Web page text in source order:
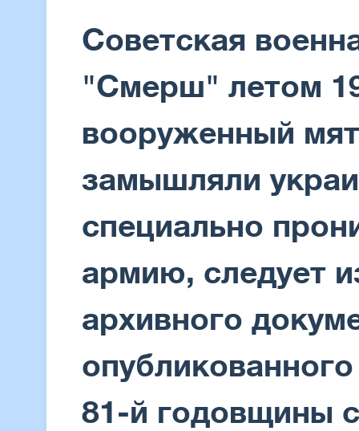
Советская
"Смерш" летом
вооруженный
замышляли
специально
армию, следует
архивного
81-й годовщины